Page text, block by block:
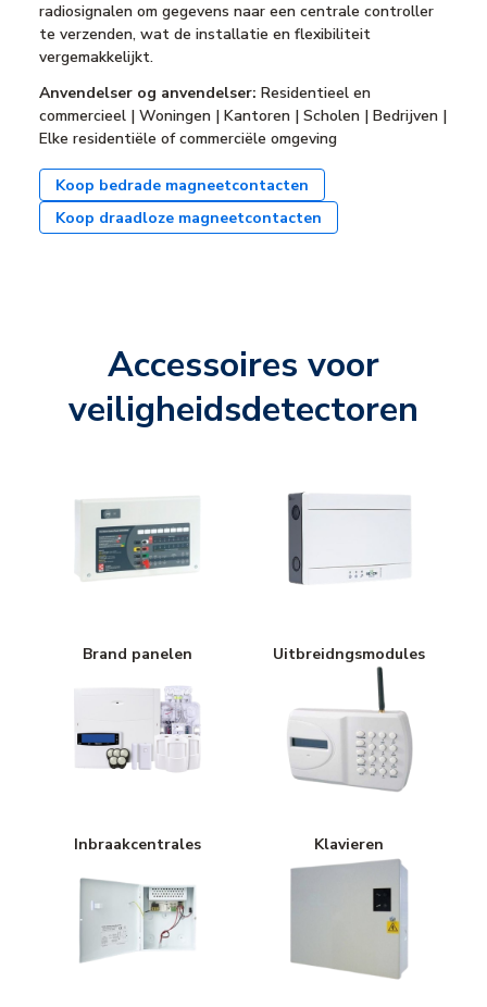
radiosignalen om gegevens naar een centrale controller
te verzenden, wat de installatie en flexibiliteit
vergemakkelijkt.
Anvendelser og anvendelser: Residentieel en
commercieel | Woningen | Kantoren | Scholen | Bedrijven |
Elke residentiële of commerciële omgeving
Koop bedrade magneetcontacten
Koop draadloze magneetcontacten
Accessoires voor
veiligheidsdetectoren
Brand panelen Uitbreidngsmodules
Inbraakcentrales Klavieren